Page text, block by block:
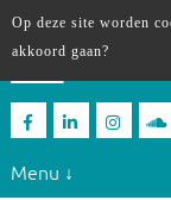
Menu ↓
Op deze site worden
akkoord gaan?